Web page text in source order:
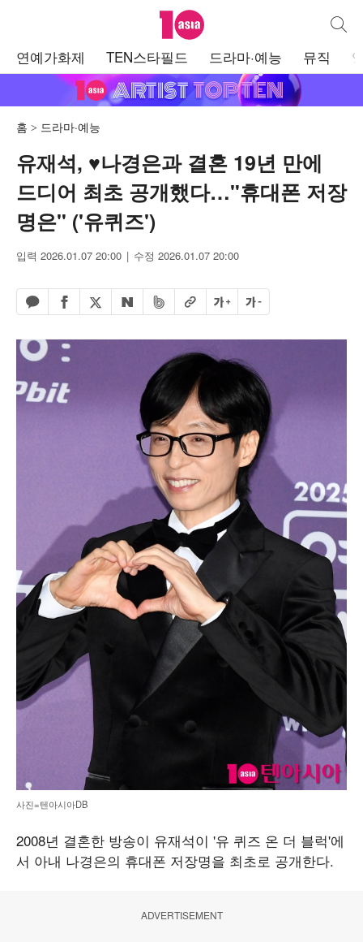
텐아시아 통합
연예가화제 TEN스타필드 드라마·예능 뮤직
홈 드라마·예능
유재석, ♥나경은과 결혼 19년 만에
드디어 최초 공개했다…"휴대폰 저장
명은" ('유퀴즈')
입력 2026.01.07 20:00 수정 2026.01.07 20:00
카카오톡 공유하기
페이스북 공유하기
엑스 공유하기
네이버 공유하기
밴드 공유하기
URL복사글자 크게글자 작게
사진=텐아시아DB
2008년 결혼한 방송이 유재석이 '유 퀴즈 온 더 블럭'에
서 아내 나경은의 휴대폰 저장명을 최초로 공개한다.
ADVERTISEMENT